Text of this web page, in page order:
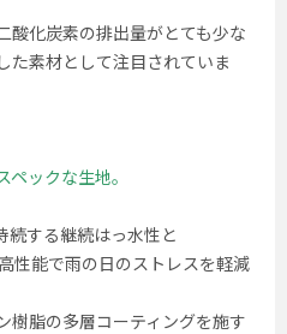
酸化炭素の排出量がとても少な
た素材として注目されていま
ックな生地。
続する継続はっ水性と
性能で雨の日のストレスを軽減
樹脂の多層コーティングを施す